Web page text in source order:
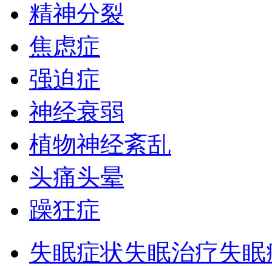
精神分裂
焦虑症
强迫症
神经衰弱
植物神经紊乱
头痛头晕
躁狂症
失眠症状失眠治疗失